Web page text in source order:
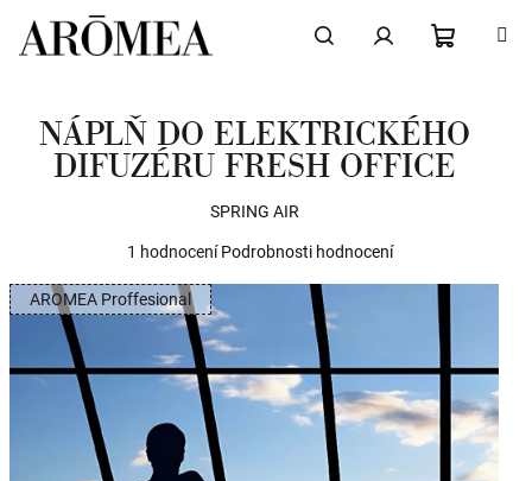
obsah
KOŠÍK
NÁPLŇ DO ELEKTRICKÉHO
DIFUZÉRU FRESH OFFICE
SPRING AIR
Průměrné
produktu
z
hvězdiček.
1 hodnocení Podrobnosti hodnocení
AROMEA Proffesional